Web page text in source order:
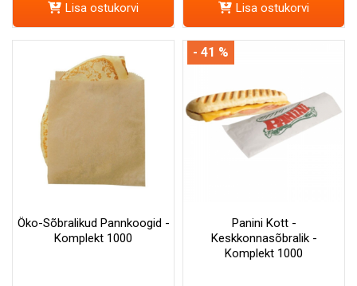
Lisa ostukorvi Lisa ostukorvi
Öko-Sõbralikud Pannkoogid -
Komplekt 1000
Panini Kott -
Keskkonnasõbralik -
Komplekt 1000
- 41 %